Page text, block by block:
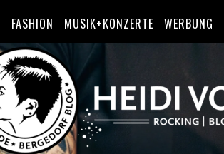
FASHION MUSIK+KONZERTE WERBUNG